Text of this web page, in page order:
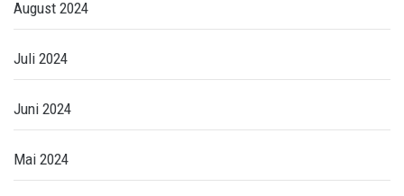
August 2024
Juli 2024
Juni 2024
Mai 2024